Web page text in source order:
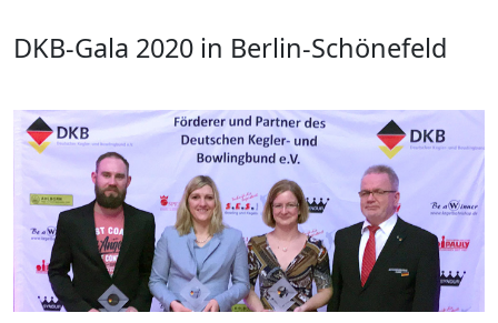
DKB-Gala 2020 in Berlin-Schönefeld